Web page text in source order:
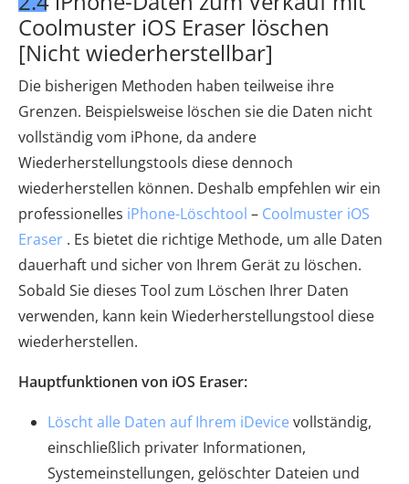
Coolmuster iOS Eraser löschen
[Nicht wiederherstellbar]
Die bisherigen Methoden haben teilweise ihre
Grenzen. Beispielsweise löschen sie die Daten nicht
vollständig vom iPhone, da andere
Wiederherstellungstools diese dennoch
wiederherstellen können. Deshalb empfehlen wir ein
professionelles iPhone-Löschtool – Coolmuster iOS
Eraser . Es bietet die richtige Methode, um alle Daten
dauerhaft und sicher von Ihrem Gerät zu löschen.
Sobald Sie dieses Tool zum Löschen Ihrer Daten
verwenden, kann kein Wiederherstellungstool diese
wiederherstellen.
Hauptfunktionen von iOS Eraser:
Löscht alle Daten auf Ihrem iDevice vollständig,
einschließlich privater Informationen,
Systemeinstellungen, gelöschter Dateien und